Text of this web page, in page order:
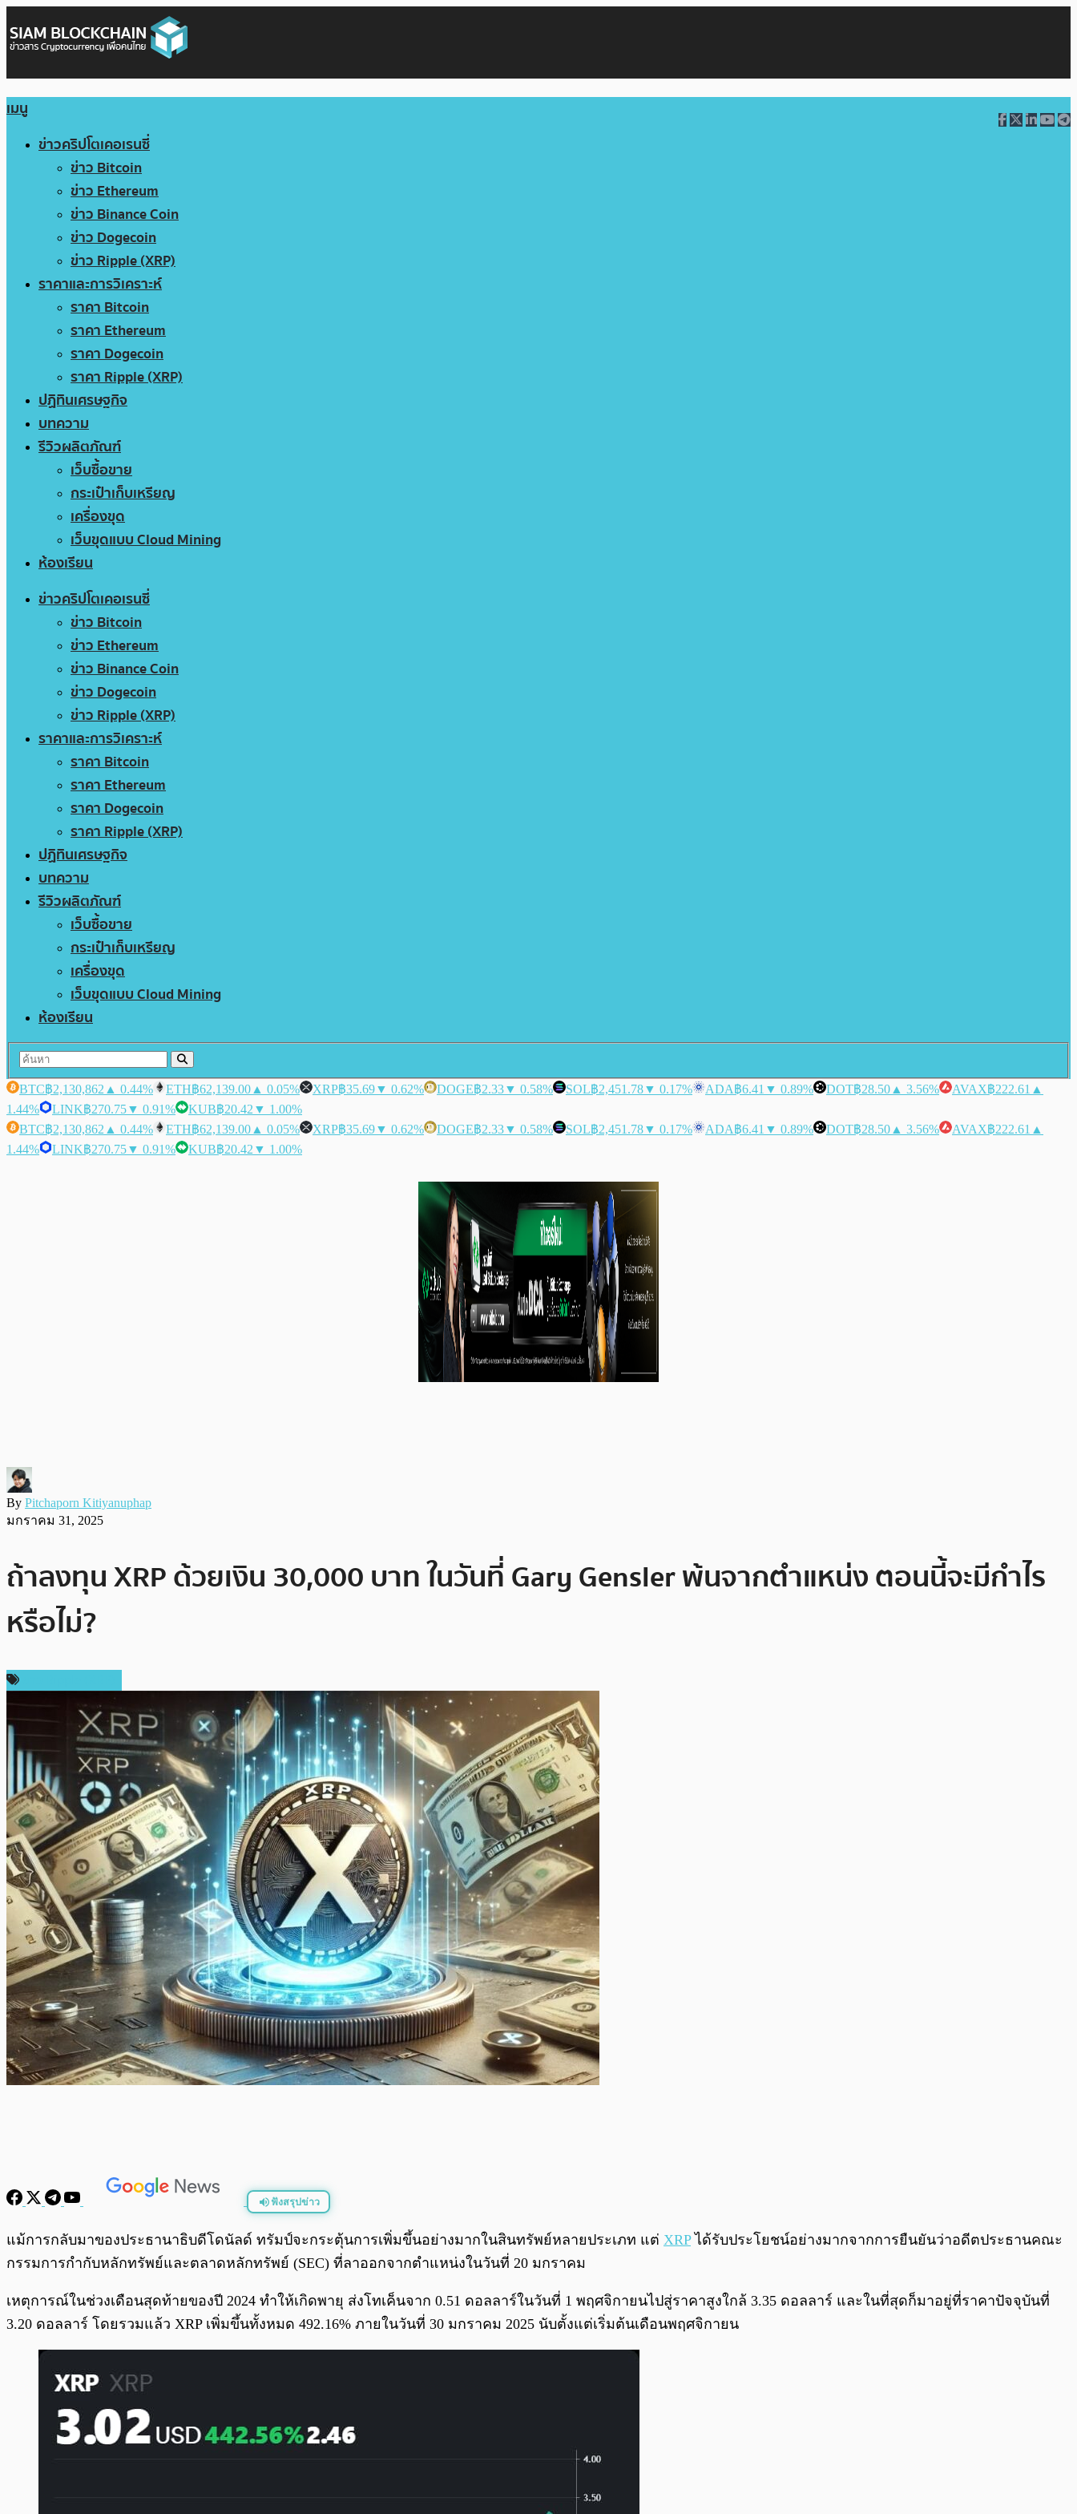
เมนู
ข่าวคริปโตเคอเรนซี่
ข่าว Bitcoin
ข่าว Ethereum
ข่าว Binance Coin
ข่าว Dogecoin
ข่าว Ripple (XRP)
ราคาและการวิเคราะห์
ราคา Bitcoin
ราคา Ethereum
ราคา Dogecoin
ราคา Ripple (XRP)
ปฏิทินเศรษฐกิจ
บทความ
รีวิวผลิตภัณฑ์
เว็บซื้อขาย
กระเป๋าเก็บเหรียญ
เครื่องขุด
เว็บขุดแบบ Cloud Mining
ห้องเรียน
ข่าวคริปโตเคอเรนซี่
ข่าว Bitcoin
ข่าว Ethereum
ข่าว Binance Coin
ข่าว Dogecoin
ข่าว Ripple (XRP)
ราคาและการวิเคราะห์
ราคา Bitcoin
ราคา Ethereum
ราคา Dogecoin
ราคา Ripple (XRP)
ปฏิทินเศรษฐกิจ
บทความ
รีวิวผลิตภัณฑ์
เว็บซื้อขาย
กระเป๋าเก็บเหรียญ
เครื่องขุด
เว็บขุดแบบ Cloud Mining
ห้องเรียน
BTC฿2,130,862 ▲ 0.44% ETH฿62,139.00 ▲ 0.05% XRP฿35.69▼ 0.62% DOGE฿2.33▼ 0.58% SOL฿2,451.78▼ 0.17% ADA฿6.41 ▼ 0.89% DOT฿28.50 ▲ 3.56% AVAX฿222.61 ▲
1.44%
LINK฿270.75▼ 0.91% KUB฿20.42 ▼ 1.00%
BTC฿2,130,862 ▲ 0.44% ETH฿62,139.00 ▲ 0.05% XRP฿35.69▼ 0.62% DOGE฿2.33▼ 0.58% SOL฿2,451.78▼ 0.17% ADA฿6.41 ▼ 0.89% DOT฿28.50 ▲ 3.56% AVAX฿222.61 ▲
1.44%
LINK฿270.75▼ 0.91% KUB฿20.42 ▼ 1.00%
By Pitchaporn Kitiyanuphap
มกราคม 31, 2025
ถ้าลงทุน XRP ด้วยเงิน 30,000 บาท ในวันที่ Gary Gensler พ้นจากตำแหน่ง ตอนนี้จะมีกำไร
หรือไม่?
ฟังสรุปข่าว
พร้อมเล่น 0:00 /
แม้การกลับมาของประธานาธิบดีโดนัลด์ ทรัมป์จะกระตุ้นการเพิ่มขึ้นอย่างมากในสินทรัพย์หลายประเภท แต่ XRPได้รับประโยชน์อย่างมากจากการยืนยันว่าอดีตประธานคณะ
กรรมการกำกับหลักทรัพย์และตลาดหลักทรัพย์ (SEC) ที่ลาออกจากตำแหน่งในวันที่ 20 มกราคม
เหตุการณ์ในช่วงเดือนสุดท้ายของปี 2024 ทำให้เกิดพายุ ส่งโทเค็นจาก 0.51 ดอลลาร์ในวันที่ 1 พฤศจิกายนไปสู่ราคาสูงใกล้ 3.35 ดอลลาร์ และในที่สุดก็มาอยู่ที่ราคาปัจจุบันที่
3.20 ดอลลาร์ โดยรวมแล้ว XRP เพิ่มขึ้นทั้งหมด 492.16% ภายในวันที่ 30 มกราคม 2025 นับตั้งแต่เริ่มต้นเดือนพฤศจิกายน